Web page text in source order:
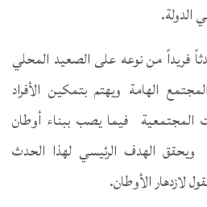
الدولة.
فريداً من نوعه على الصعيد المحلي
الهامة ويهتم بتمكين الأفراد
المجتمعية فيما يصب ببناء أوطان
الهدف الرئيسي لهذا الحدث
لازدهار الأوطان.